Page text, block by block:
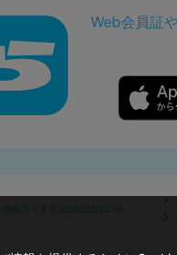
Web会員証
物商許可番号305500206246